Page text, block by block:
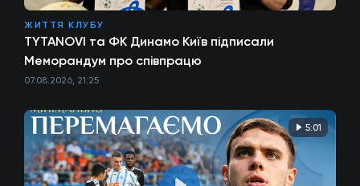
ЖИТТЯ КЛУБУ
TYTANOVI та ФК Динамо Київ підписали
Меморандум про співпрацю
07.08.2026, 21:25
5:01